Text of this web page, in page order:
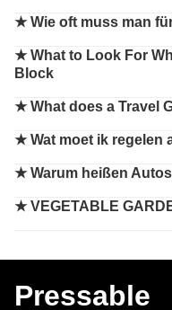
★Wie oft muss man
★What to Look For
Block
★What does a Travel
★Wat moet ik regelen
★Warum heißen
★VEGETABLE
Pressable